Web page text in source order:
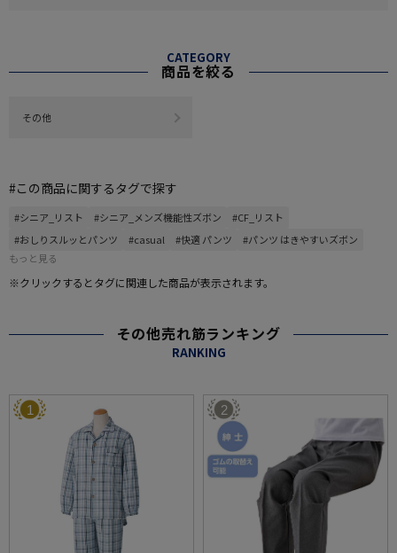
CATEGORY
商品を絞る
その他
#この商品に関するタグで探す
#シニア_リスト #シニア_メンズ機能性ズボン
#CF_リスト
#おしりスルッとパンツ
#casual #快適 パンツ
#パンツ はきやすいズボン
もっと見る
※クリックするとタグに関連した商品が表示されます。
その他売れ筋ランキング
RANKING
1 2